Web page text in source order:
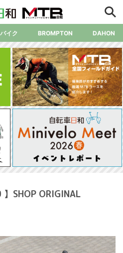
イク BROMPTON DAHON
】SHOP ORIGINAL